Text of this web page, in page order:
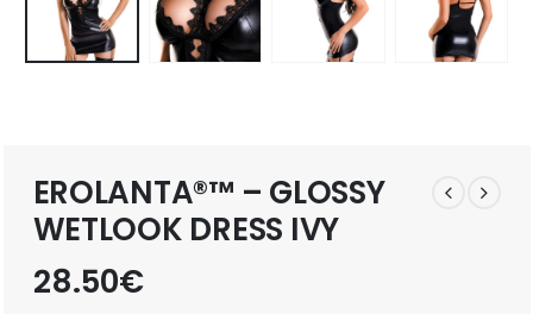
EROLANTA®™ – GLOSSY
WETLOOK DRESS IVY
28.50€